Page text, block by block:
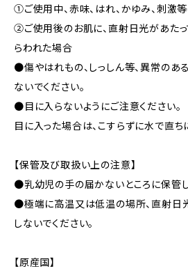
①ご使用中、赤味、はれ、かゆみ、刺激
②ご使用後のお肌に、直射日光があた
らわれた場合
●傷やはれもの、しっしん等、異常のあ
ないでください。
●目に入らないようにご注意ください。
目に入った場合は、こすらずに水で直ち
【保管及び取扱い上の注意】
●乳幼児の手の届かないところに保管し
●極端に高温又は低温の場所、直射日
しないでください。
【原産国】